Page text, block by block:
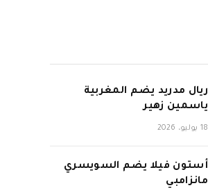
ريال مدريد يضم المغربية
ياسمين زهير
18 يوليو، 2026
أستون فيلا يضم السويسري
مانزامبي